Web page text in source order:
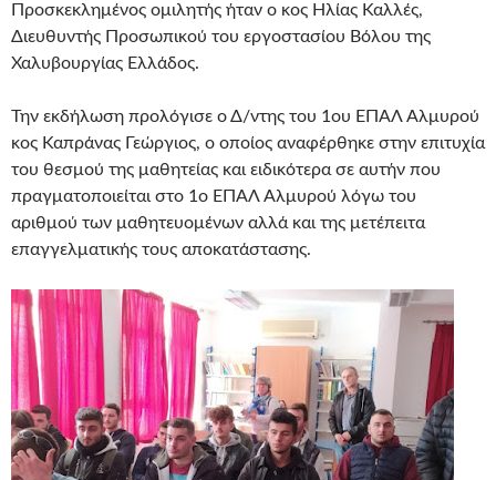
Προσκεκλημένος ομιλητής ήταν ο κος Ηλίας Καλλές,
Διευθυντής Προσωπικού του εργοστασίου Βόλου της
Χαλυβουργίας Ελλάδος.
Την εκδήλωση προλόγισε ο Δ/ντης του 1ου ΕΠΑΛ Αλμυρού
κος Καπράνας Γεώργιος, ο οποίος αναφέρθηκε στην επιτυχία
του θεσμού της μαθητείας και ειδικότερα σε αυτήν που
πραγματοποιείται στο 1ο ΕΠΑΛ Αλμυρού λόγω του
αριθμού των μαθητευομένων αλλά και της μετέπειτα
επαγγελματικής τους αποκατάστασης.